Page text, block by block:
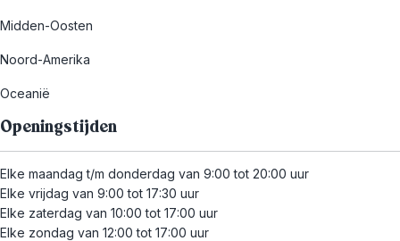
Midden-Oosten
Noord-Amerika
Oceanië
Openingstijden
Elke maandag t/m donderdag van 9:00 tot 20:00 uur
Elke vrijdag van 9:00 tot 17:30 uur
Elke zaterdag van 10:00 tot 17:00 uur
Elke zondag van 12:00 tot 17:00 uur